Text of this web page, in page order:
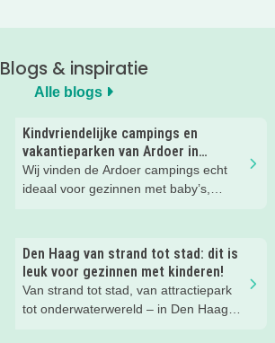
Blogs & inspiratie
Alle blogs
Kindvriendelijke campings en
vakantieparken van Ardoer in
Nederland
Wij vinden de Ardoer campings echt
ideaal voor gezinnen met baby’s,
Den Haag van strand tot stad: dit is
leuk voor gezinnen met kinderen!
Van strand tot stad, van attractiepark
tot onderwaterwereld – in Den Haag